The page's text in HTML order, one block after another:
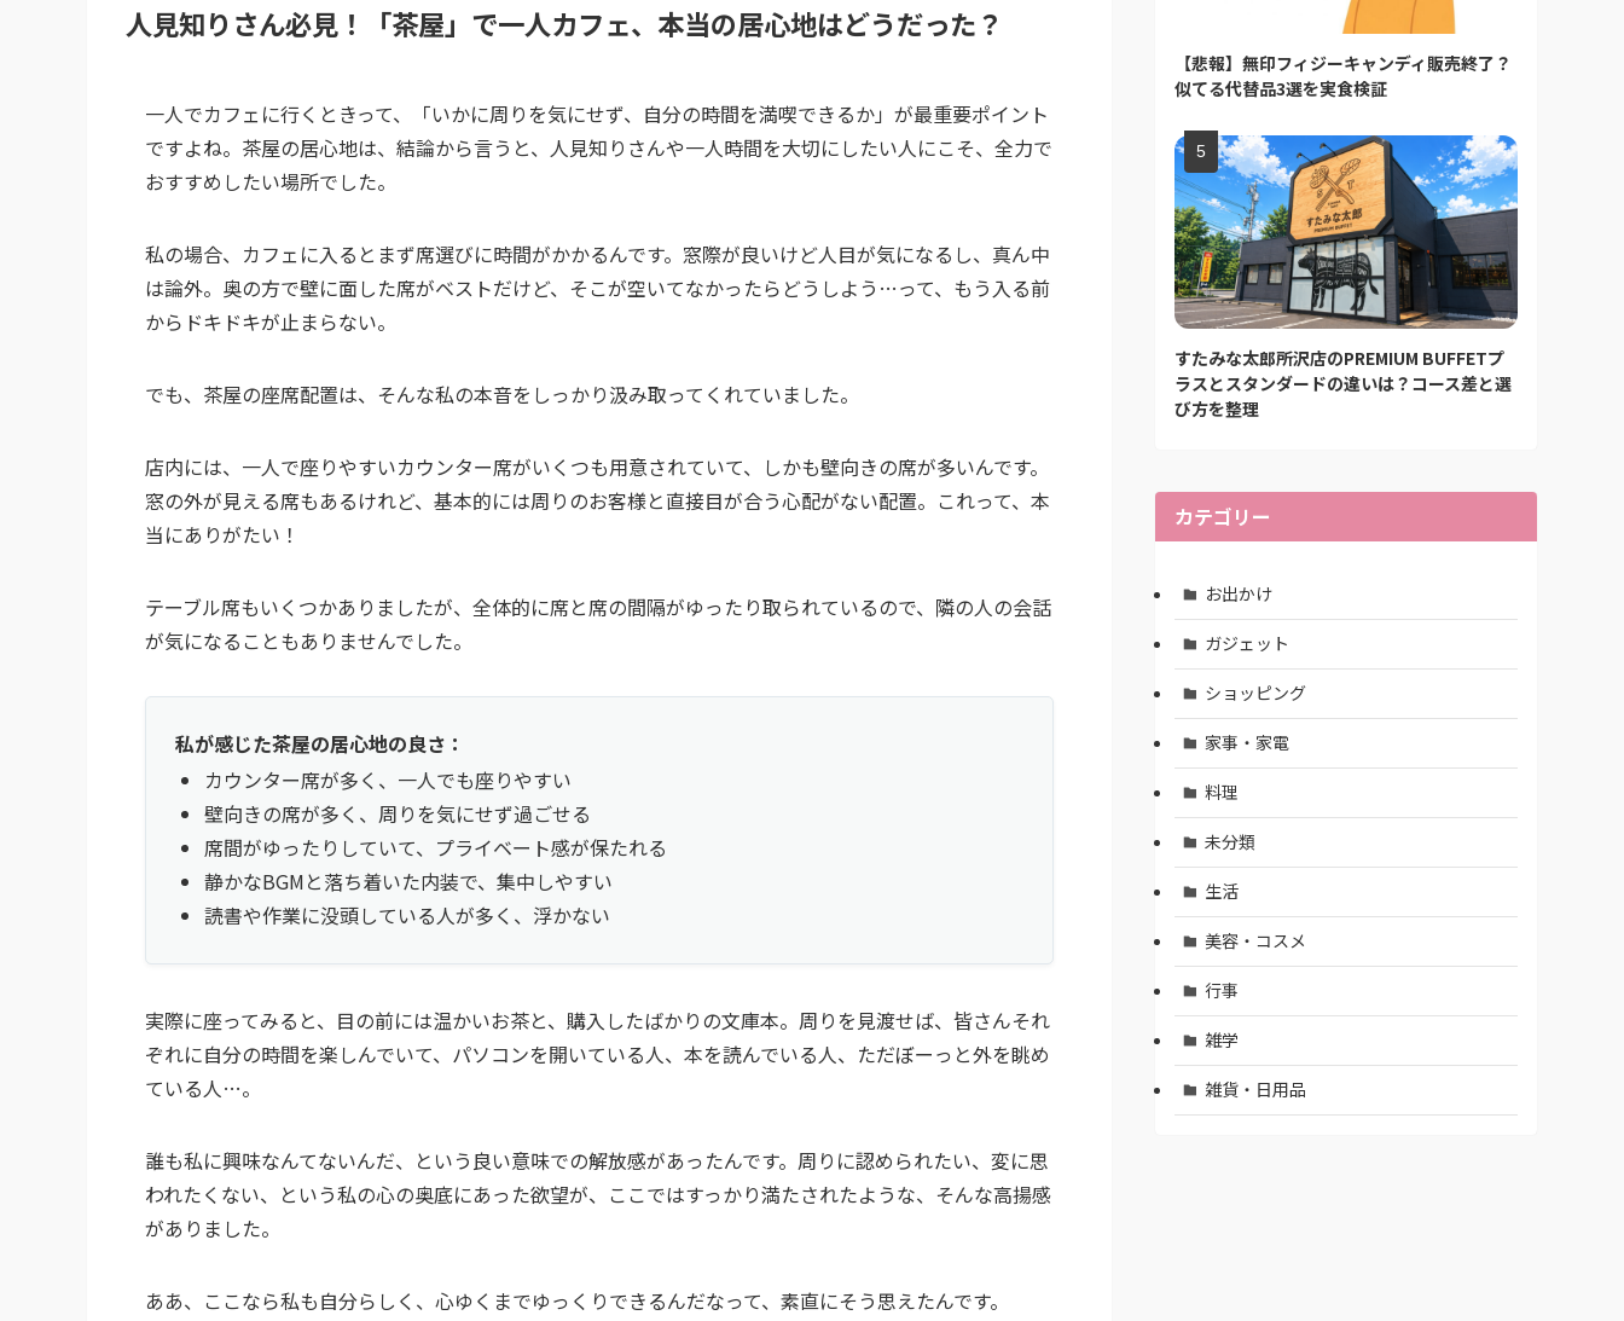
人見知りさん必見！「茶屋」で一人カフェ、本当の居心地はどうだった？
一人でカフェに行くときって、「いかに周りを気にせず、自分の時間を満喫できるか」が最重要ポイント
ですよね。茶屋の居心地は、結論から言うと、人見知りさんや一人時間を大切にしたい人にこそ、全力で
おすすめしたい場所でした。
私の場合、カフェに入るとまず席選びに時間がかかるんです。窓際が良いけど人目が気になるし、真ん中
は論外。奥の方で壁に面した席がベストだけど、そこが空いてなかったらどうしよう…って、もう入る前
からドキドキが止まらない。
でも、茶屋の座席配置は、そんな私の本音をしっかり汲み取ってくれていました。
店内には、一人で座りやすいカウンター席がいくつも用意されていて、しかも壁向きの席が多いんです。
窓の外が見える席もあるけれど、基本的には周りのお客様と直接目が合う心配がない配置。これって、本
当にありがたい！
テーブル席もいくつかありましたが、全体的に席と席の間隔がゆったり取られているので、隣の人の会話
が気になることもありませんでした。
私が感じた茶屋の居心地の良さ：
カウンター席が多く、一人でも座りやすい
壁向きの席が多く、周りを気にせず過ごせる
席間がゆったりしていて、プライベート感が保たれる
静かなBGMと落ち着いた内装で、集中しやすい
読書や作業に没頭している人が多く、浮かない
実際に座ってみると、目の前には温かいお茶と、購入したばかりの文庫本。周りを見渡せば、皆さんそれ
ぞれに自分の時間を楽しんでいて、パソコンを開いている人、本を読んでいる人、ただぼーっと外を眺め
ている人…。
誰も私に興味なんてないんだ、という良い意味での解放感があったんです。周りに認められたい、変に思
われたくない、という私の心の奥底にあった欲望が、ここではすっかり満たされたような、そんな高揚感
がありました。
ああ、ここなら私も自分らしく、心ゆくまでゆっくりできるんだなって、素直にそう思えたんです。
【悲報】無印フィジーキャンディ販売終了？
似てる代替品3選を実食検証
すたみな太郎所沢店のPREMIUM BUFFETプ
ラスとスタンダードの違いは？コース差と選
び方を整理
カテゴリー
お出かけ
ガジェット
ショッピング
家事・家電
料理
未分類
生活
美容・コスメ
行事
雑学
雑貨・日用品